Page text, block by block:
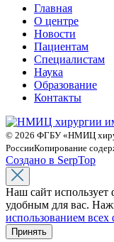
Главная
О центре
Новости
Пациентам
Специалистам
Наука
Образование
Контакты
© 2026 ФГБУ «НМИЦ
РоссииКопирование
Создано в SerpTop
Наш сайт использует
удобным для вас.
использованием
Принять